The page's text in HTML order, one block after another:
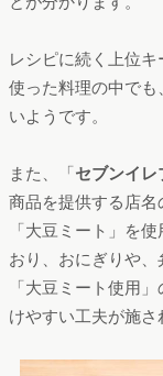
レシピに続く上位
使った料理の中で
いようです。
また、「セブンイレ
商品を提供する店
「大豆ミート」を
おり、おにぎりや、
「大豆ミート使用
けやすい工夫が施さ